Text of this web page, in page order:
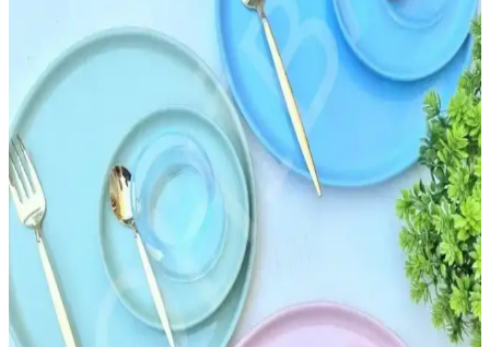
artıran önemli bir unsurdur. Kullanım kolaylığı ve görsel uyum
sağlayan düzenlemelerle yaşam alanlarınızı geliştirin.
İnce Uzun Raflı Dolaplar: Modern Tasarım ve
Fonksiyonellik Bir Arada
İnce uzun raflı dolaplar, alan tasarrufu sağlar, dayanıklı
malzemelerden üretilir ve modern tasarımlarıyla yaşam alanlarını
güzelleştirir. Çok yönlü kullanım alanlarıyla fonksiyonellik sunar.
Emsan Sonsuz Aşk 2 Kişilik Kahve Fincan Takımı
Modern Tasarımı ve Dayanıklılığıyla Öne Çıkıyor
Emsan Sonsuz Aşk 2 kişilik kahve fincan takımı, modern tasarımı ve
yüksek kaliteli seramik malzemesiyle kahve deneyimini
zenginleştirir, dayanıklı ve kullanışlıdır.